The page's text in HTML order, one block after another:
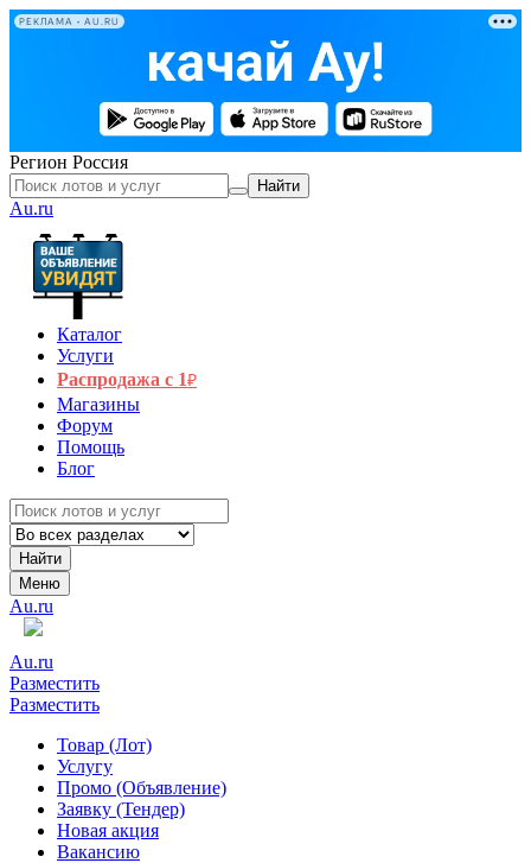
РЕКЛАМА • AU.RU
Регион Россия
Найти
Au.ru
Каталог
Услуги
Распродажа с 1₽
Магазины
Форум
Помощь
Блог
Найти
Меню
Au.ru
Au.ru
Разместить
Разместить
Товар (Лот)
Услугу
Промо (Объявление)
Заявку (Тендер)
Новая акция
Вакансию